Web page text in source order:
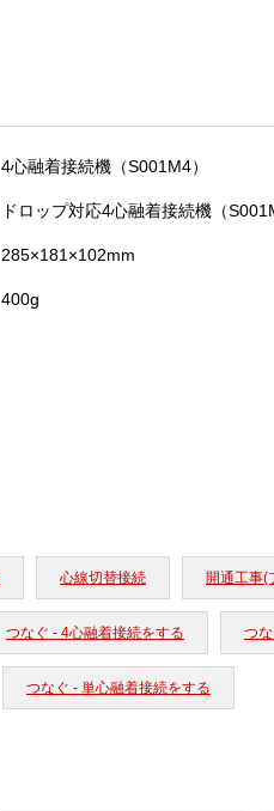
）
4心融着接続機（S001M4）
ドロップ対応4心融着接続機（
285×181×102mm
400g
心線切替接続 開通工事(
つなぐ - 4心融着接続をする つ
つなぐ - 単心融着接続をする